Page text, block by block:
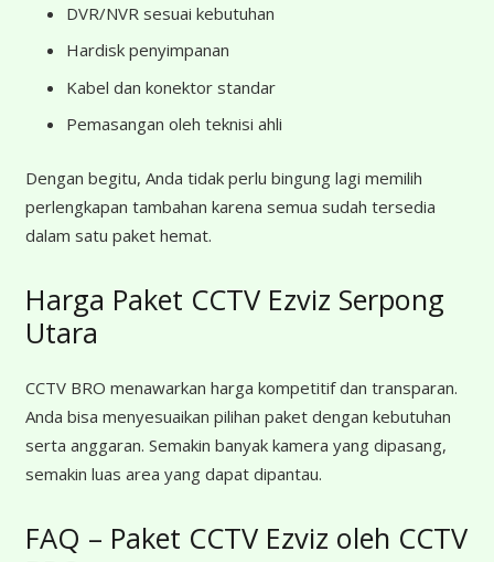
DVR/NVR sesuai kebutuhan
Hardisk penyimpanan
Kabel dan konektor standar
Pemasangan oleh teknisi ahli
Dengan begitu, Anda tidak perlu bingung lagi memilih
perlengkapan tambahan karena semua sudah tersedia
dalam satu paket hemat.
Harga Paket CCTV Ezviz Serpong
Utara
CCTV BRO menawarkan harga kompetitif dan transparan.
Anda bisa menyesuaikan pilihan paket dengan kebutuhan
serta anggaran. Semakin banyak kamera yang dipasang,
semakin luas area yang dapat dipantau.
FAQ – Paket CCTV Ezviz oleh CCTV